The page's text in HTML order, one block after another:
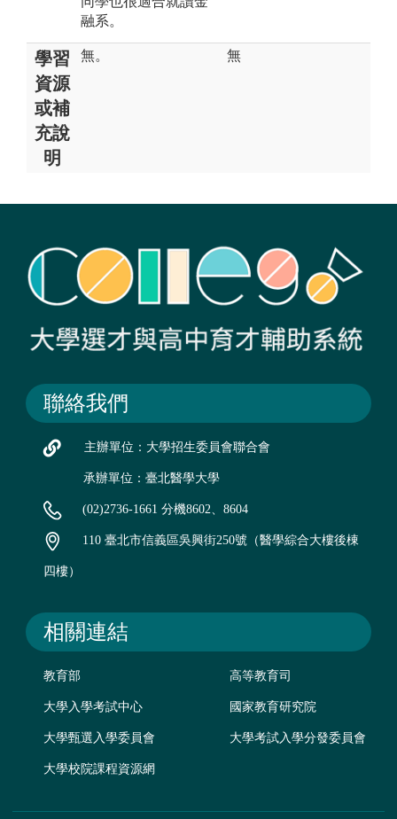
融系。
學習
資源
或補
充說
明
無。 無
聯絡我們
主辦單位：大學招生委員會聯合會
承辦單位：臺北醫學大學
(02)2736-1661 分機8602、8604
110 臺北市信義區吳興街250號（醫學綜合大樓後棟
四樓）
相關連結
教育部 高等教育司
大學入學考試中心 國家教育研究院
大學甄選入學委員會 大學考試入學分發委員會
大學校院課程資源網